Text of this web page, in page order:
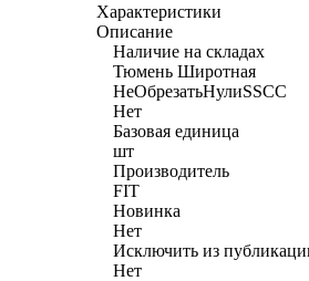
Характеристики
Описание
Наличие на складах
Тюмень Широтная
НеОбрезатьНулиSSCC
Нет
Базовая единица
шт
Производитель
FIT
Новинка
Нет
Исключить из
Нет